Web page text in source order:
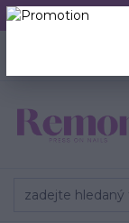
Aktuální